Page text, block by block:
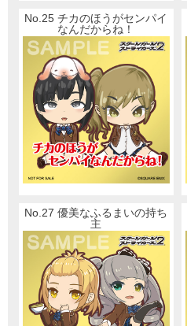
No.25 チカのほうがセンパイ
なんだからね！
No.27 優美なふるまいの持ち
主